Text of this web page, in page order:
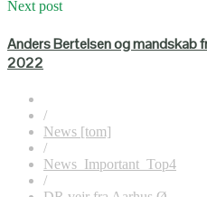
Next post
Anders Bertelsen og mandskab
2022
/
News [tom]
/
News_Important_Top4
/